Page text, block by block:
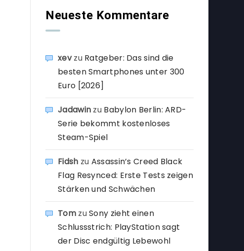
Neueste Kommentare
xevzu Ratgeber: Das sind die
besten Smartphones unter 300
Euro [2026]
Jadawin zu Babylon Berlin: ARD-
Serie bekommt kostenloses
Steam-Spiel
Fidsh zu Assassin’s Creed Black
Flag Resynced: Erste Tests zeigen
Stärken und Schwächen
TomzuSony zieht einen
Schlussstrich: PlayStation sagt
der Disc endgültig Lebewohl